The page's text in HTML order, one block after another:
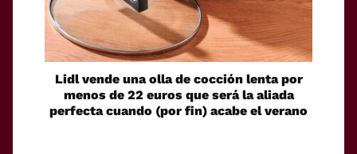
Lidl vende una olla de cocción lenta por
menos de 22 euros que será la aliada
perfecta cuando (por fin) acabe el verano